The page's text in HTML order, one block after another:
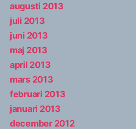
augusti 2013
juli 2013
juni 2013
maj 2013
april 2013
mars 2013
februari 2013
januari 2013
december 2012